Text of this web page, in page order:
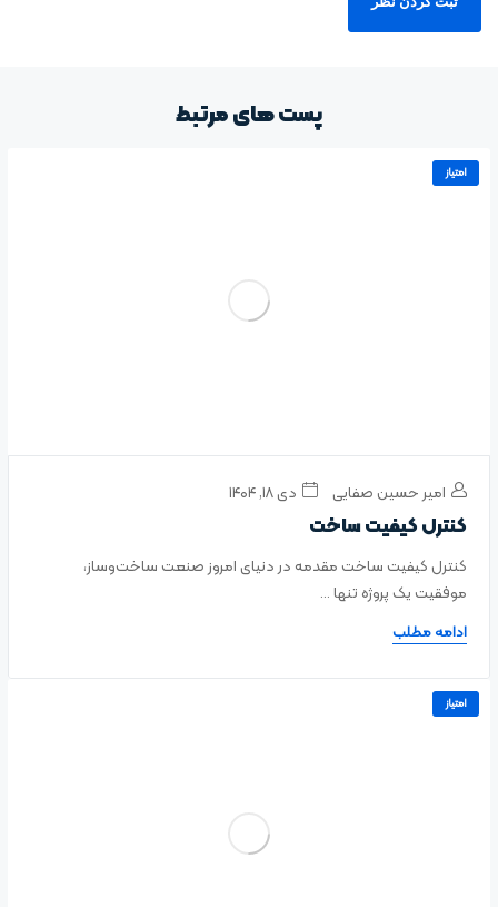
پست های مرتبط
امتیاز
امیر حسین صفایی دی ۱۸, ۱۴۰۴
کنترل کیفیت ساخت
کنترل کیفیت ساخت مقدمه در دنیای امروز صنعت ساخت‌وساز،
موفقیت یک پروژه تنها ...
ادامه مطلب
امتیاز